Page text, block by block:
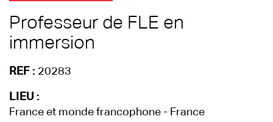
Professeur de FLE en
immersion
REF : 20283
LIEU :
France et monde francophone - France